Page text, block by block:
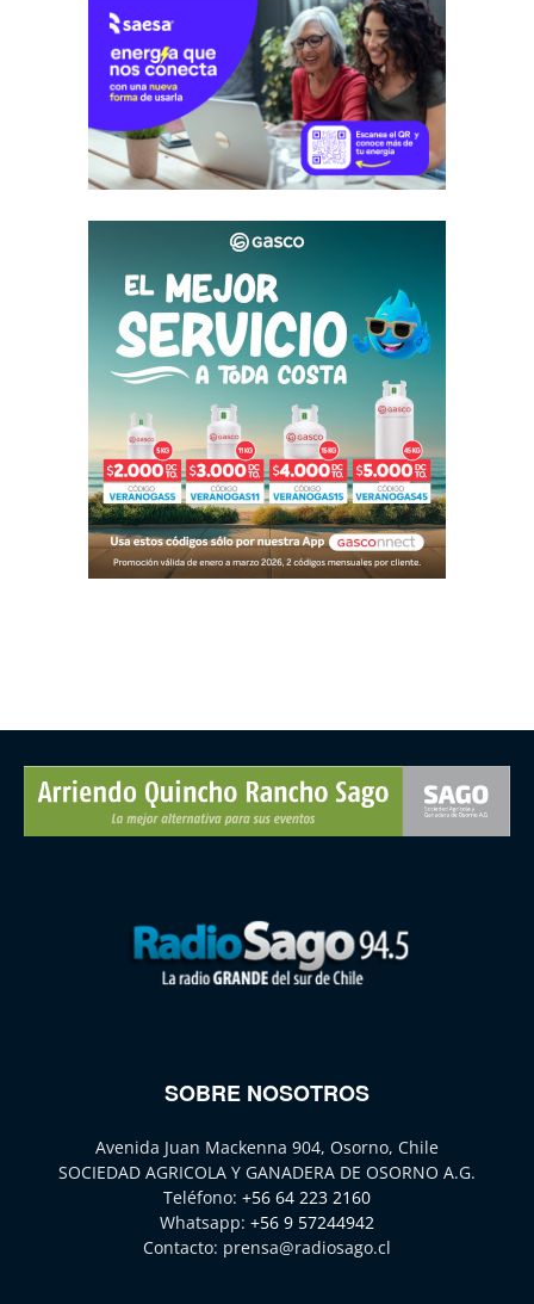
SOBRE NOSOTROS
Avenida Juan Mackenna 904, Osorno, Chile
SOCIEDAD AGRICOLA Y GANADERA DE OSORNO A.G.
Teléfono: +56 64 223 2160
Whatsapp: +56 9 57244942
Contacto: prensa@radiosago.cl